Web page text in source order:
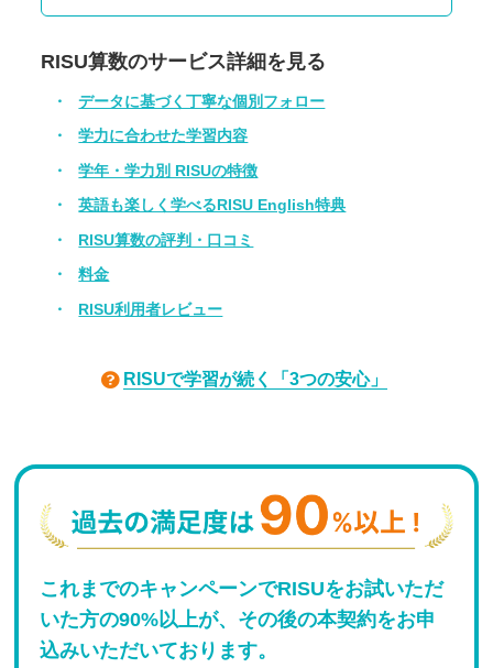
RISU算数のサービス詳細を見る
データに基づく丁寧な個別フォロー
学力に合わせた学習内容
学年・学力別 RISUの特徴
英語も楽しく学べるRISU English特典
RISU算数の評判・口コミ
料金
RISU利用者レビュー
RISUで学習が続く「3つの安心」
これまでのキャンペーンでRISUをお試いただ
いた方の90%以上が、その後の本契約をお申
込みいただいております。